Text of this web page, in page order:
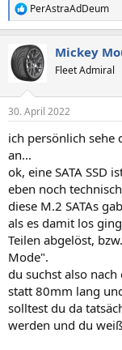
R
e
k
t
i
e
:
PerAstraAdDeum
Mickey
Fleet Admiral
30. April 2022
ich persönlich sehe
an...
ok, eine SATA SSD
eben noch
diese M.2 SATAs
als es damit los
Teilen abgelöst,
Mode".
du suchst also
statt 80mm lang
solltest du da
werden und du